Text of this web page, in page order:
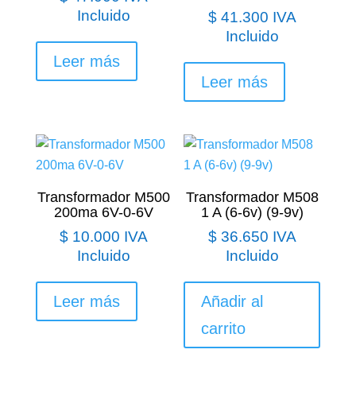
Incluido
Leer más
$41.300 IVA
Incluido
Leer más
Transformador M500
200ma 6V-0-6V
$ 10.000 IVA
Incluido
Leer más
Transformador M508
1 A (6-6v) (9-9v)
$36.650 IVA
Incluido
Añadir al
carrito